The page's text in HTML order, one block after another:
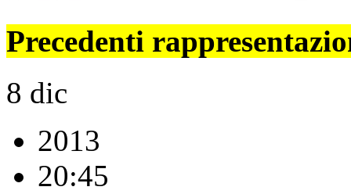
Precedenti
8 dic
2013
20:45